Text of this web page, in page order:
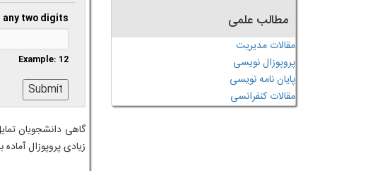
any two digits
Example: 12
گاهی دانشجویان
زیادی پروپوزال
مطالب علمی
مقالات مدیریت
پروپوزال نویسی
پایان نامه نویسی
مقالات کنفرانسی